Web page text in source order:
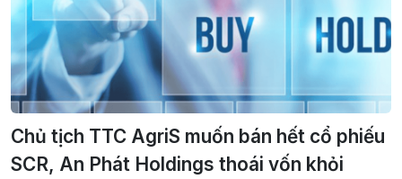
Chủ tịch TTC AgriS muốn bán hết cổ phiếu
SCR, An Phát Holdings thoái vốn khỏi